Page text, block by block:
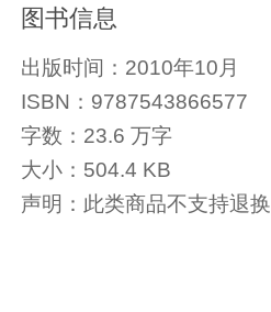
图书信息
出版时间： 2010年10月
ISBN： 9787543866577
字数： 23.6 万字
大小： 504.4 KB
声明： 此类商品不支持退换